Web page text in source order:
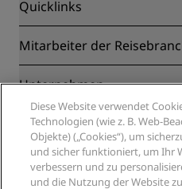
Quicklinks
Radisson Rewards
Blog
Neue und aufstrebende
Radisson Hotels APP
„Sports Approved“-Hotels
Familienfreundliche Hotels
Gesundheit & Sicherheit
Mitarbeiter der
Partner
Reisebüros
Unternehmen
Radisson Hotel Group
Medien
Karriere RHG
Karriere PPHE
Rechtliches
Privacy Centre
Rechtliche Hinweise
Hilfe
Diese Website verwendet
Technologien (wie z. B. Web-
Objekte) („Cookies“), um
und sicher funktioniert, um Ihr
verbessern und zu
und die Nutzung der Website